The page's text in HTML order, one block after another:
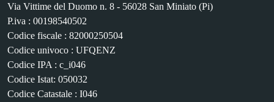
Via Vittime del Duomo n. 8 - 56028 San Miniato (Pi)
P.iva : 00198540502
Codice fiscale : 82000250504
Codice univoco : UFQENZ
Codice IPA : c_i046
Codice Istat: 050032
Codice Catastale : I046